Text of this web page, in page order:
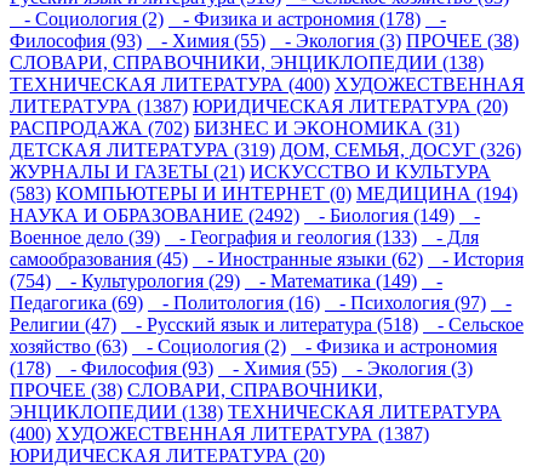
- Социология (2)
- Физика и астрономия (178)
-
Философия (93)
- Химия (55) - Экология (3) ПРОЧЕЕ (38)
СЛОВАРИ, СПРАВОЧНИКИ, ЭНЦИКЛОПЕДИИ (138)
ТЕХНИЧЕСКАЯ ЛИТЕРАТУРА (400) ХУДОЖЕСТВЕННАЯ
ЛИТЕРАТУРА (1387) ЮРИДИЧЕСКАЯ ЛИТЕРАТУРА (20)
РАСПРОДАЖА (702) БИЗНЕС И ЭКОНОМИКА (31)
ДЕТСКАЯ ЛИТЕРАТУРА (319) ДОМ, СЕМЬЯ, ДОСУГ (326)
ЖУРНАЛЫ И ГАЗЕТЫ (21) ИСКУССТВО И КУЛЬТУРА
(583) КОМПЬЮТЕРЫ И ИНТЕРНЕТ (0) МЕДИЦИНА (194)
НАУКА И ОБРАЗОВАНИЕ (2492)
- Биология (149)
-
Военное дело (39)
- География и геология (133)
- Для
самообразования (45)
- Иностранные языки (62)
- История
(754)
- Культурология (29) - Математика (149)
-
Педагогика (69)
- Политология (16) - Психология (97)
-
Религии (47)
- Русский язык и литература (518)
- Сельское
хозяйство (63)
- Социология (2)
- Физика и астрономия
(178)
- Философия (93) - Химия (55)
- Экология (3)
ПРОЧЕЕ (38) СЛОВАРИ, СПРАВОЧНИКИ,
ЭНЦИКЛОПЕДИИ (138) ТЕХНИЧЕСКАЯ ЛИТЕРАТУРА
(400) ХУДОЖЕСТВЕННАЯ ЛИТЕРАТУРА (1387)
ЮРИДИЧЕСКАЯ ЛИТЕРАТУРА (20)